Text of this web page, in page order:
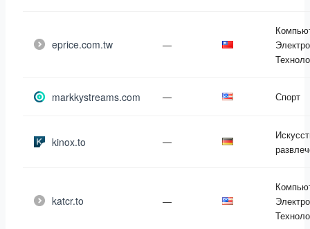
eprice.com.tw —
markkystreams.com — Спорт
kinox.to —
katcr.to —